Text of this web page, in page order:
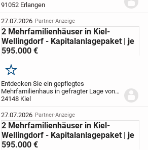
insgesamt 22 gut vermietbaren
Wohneinheiten. Auf einem ca. 420 m²
großen, voll erschlosse...
91052 Erlangen
27.07.2026 Partner-Anzeige
2 Mehrfamilienhäuser in Kiel-
Wellingdorf - Kapitalanlagepaket | je
595.000 €
Merken
Entdecken Sie ein gepflegtes
Mehrfamilienhaus in gefragter Lage von
Kiel-Wellingdorf - eine attraktive
Gelegenheit für Kapitalanleger, die ein
solides Bestandsobjekt mit stabilem
Mietertrag und...
24148 Kiel
27.07.2026 Partner-Anzeige
2 Mehrfamilienhäuser in Kiel-
Wellingdorf - Kapitalanlagepaket | je
595.000 €